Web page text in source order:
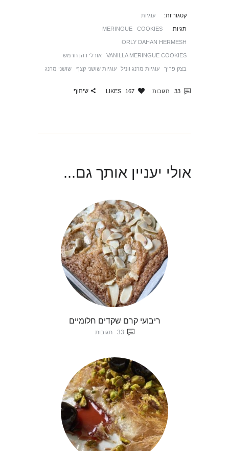
קטגוריות: עוגיות
תגיות: COOKIES
MERINGUE
ORLY DAHAN HERMESH
VANILLA MERINGUE COOKIES אורלי דהן חרמש
בצק פריך עוגיות מרנג ווניל עוגיות שושני קצף שושני מרנג
33 תגובות 167
LIKES שיתוף
אולי יעניין אותך גם...
ריבועי קרם שקדים חלומיים
33 תגובות